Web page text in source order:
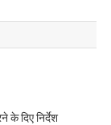
के दिए निर्देश